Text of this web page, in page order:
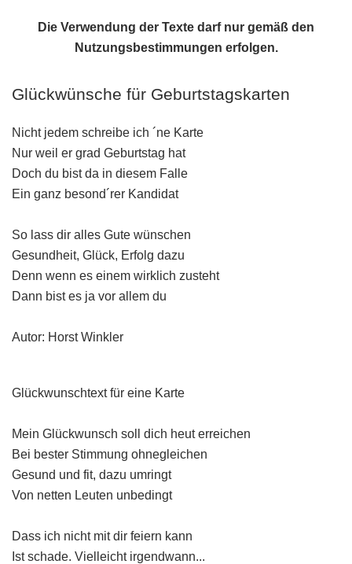
Die Verwendung der Texte darf nur gemäß den
Nutzungsbestimmungen erfolgen.
Glückwünsche für Geburtstagskarten
Nicht jedem schreibe ich ´ne Karte
Nur weil er grad Geburtstag hat
Doch du bist da in diesem Falle
Ein ganz besond´rer Kandidat
So lass dir alles Gute wünschen
Gesundheit, Glück, Erfolg dazu
Denn wenn es einem wirklich zusteht
Dann bist es ja vor allem du
Autor: Horst Winkler
Glückwunschtext für eine Karte
Mein Glückwunsch soll dich heut erreichen
Bei bester Stimmung ohnegleichen
Gesund und fit, dazu umringt
Von netten Leuten unbedingt
Dass ich nicht mit dir feiern kann
Ist schade. Vielleicht irgendwann...